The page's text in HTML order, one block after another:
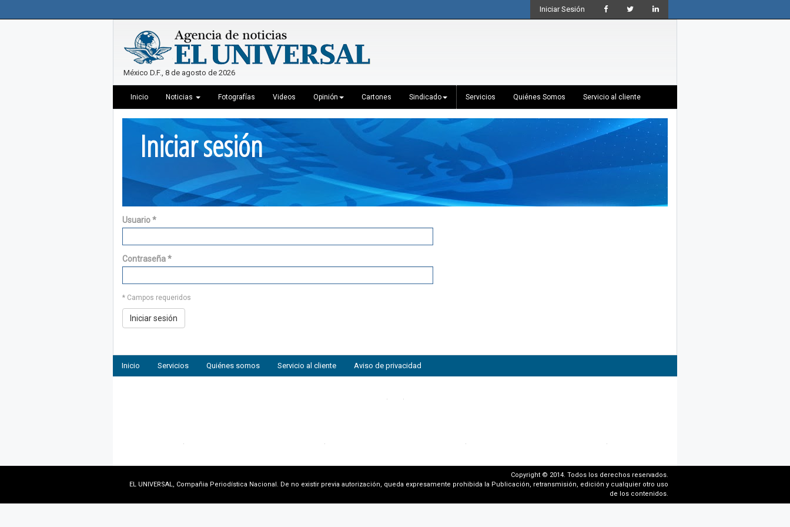
Iniciar Sesión
México D.F., 8 de agosto de 2026
Inicio Noticias Fotografías Videos Opinión Cartones Sindicado Servicios Quiénes Somos Servicio al cliente
Iniciar sesión
Usuario*
Contraseña*
* Campos requeridos
Inicio Servicios Quiénes somos Servicio al cliente Aviso de privacidad
Copyright © 2014. Todos los derechos reservados.
EL UNIVERSAL, Compañia Periodística Nacional. De no existir previa autorización, queda expresamente prohibida la Publicación, retransmisión, edición y cualquier otro uso
de los contenidos.